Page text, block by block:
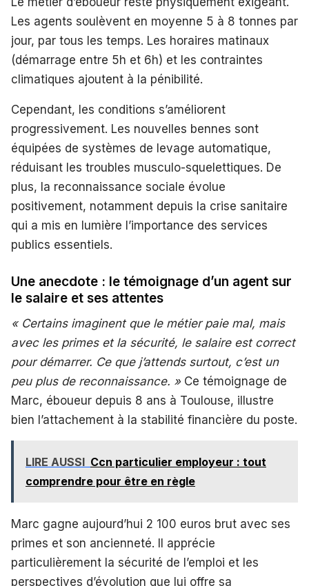
Les agents soulèvent en moyenne 5 à 8 tonnes par
jour, par tous les temps. Les horaires matinaux
(démarrage entre 5h et 6h) et les contraintes
climatiques ajoutent à la pénibilité.
Cependant, les conditions s’améliorent
progressivement. Les nouvelles bennes sont
équipées de systèmes de levage automatique,
réduisant les troubles musculo-squelettiques. De
plus, la reconnaissance sociale évolue
positivement, notamment depuis la crise sanitaire
qui a mis en lumière l’importance des services
publics essentiels.
Une anecdote : le témoignage d’un agent sur
le salaire et ses attentes
« Certains imaginent que le métier paie mal, mais
avec les primes et la sécurité, le salaire est correct
pour démarrer. Ce que j’attends surtout, c’est un
peu plus de reconnaissance. »Ce témoignage de
Marc, éboueur depuis 8 ans à Toulouse, illustre
bien l’attachement à la stabilité financière du poste.
LIRE AUSSI Ccn particulier employeur : tout
comprendre pour être en règle
Marc gagne aujourd’hui 2 100 euros brut avec ses
primes et son ancienneté. Il apprécie
particulièrement la sécurité de l’emploi et les
perspectives d’évolution que lui offre sa